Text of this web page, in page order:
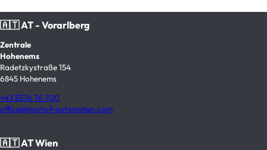
🇦🇹 AT - Vorarlberg
Zentrale
Hohenems
Radetzkystraße 154
6845 Hohenems
+43 5576 76 700
office@bischof-automaten.com
🇦🇹 AT Wien